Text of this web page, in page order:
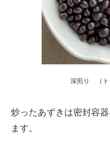
深煎り （ト
炒ったあずきは密封容
ます。